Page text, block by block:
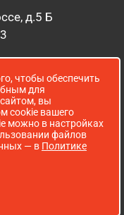
д.5 Б
д. 52 А
сайта WebStroy
чтобы обеспечить
для
вы
cookie вашего
можно в настройках
файлов
— в Политике